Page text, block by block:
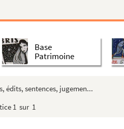
Base
Patrimoine
édits, sentences, jugemen...
1 sur 1